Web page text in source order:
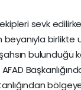
sevk
birlikte
bulunduğu